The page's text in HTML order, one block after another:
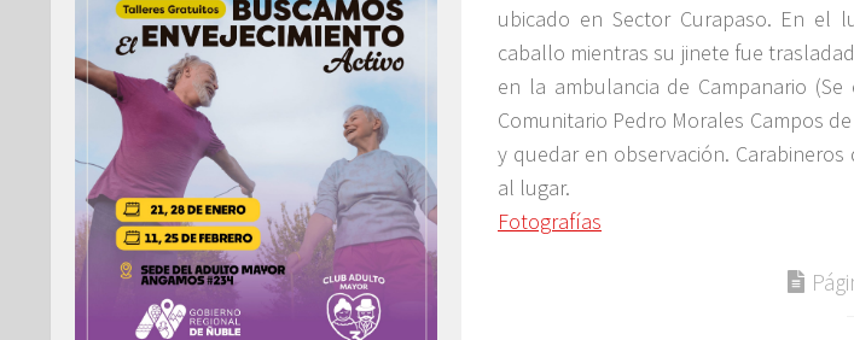
ubicado en Sector Curapaso. En el
caballo mientras su jinete fue
en la ambulancia de Campanario
Comunitario Pedro Morales Campos
y quedar en observación. Carabineros
al lugar.
Fotografías